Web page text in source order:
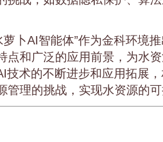
萝卜AI智能体”作为金科环境
点和广泛的应用前景，为水
技术的不断进步和应用拓展
管理的挑战，实现水资源的